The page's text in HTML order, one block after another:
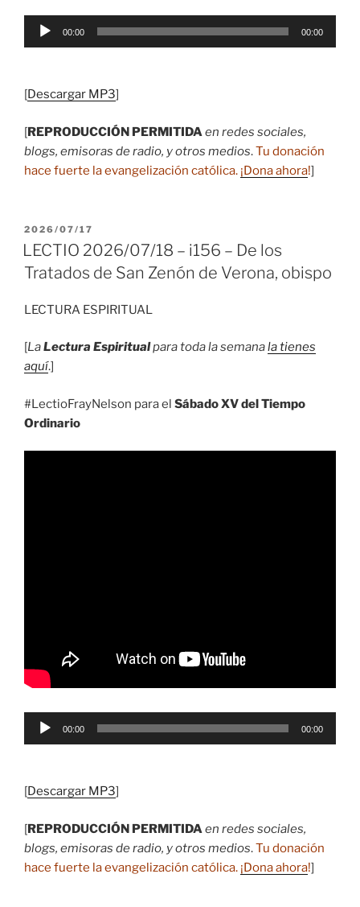
Reproductor
00:00 00:00
[Descargar MP3]
[REPRODUCCIÓN PERMITIDA en redes sociales,
blogs, emisoras de radio, y otros medios.Tu donación
hace fuerte la evangelización católica. ¡Dona ahora!]
PUBLICADO
EL
2026/07/17
LECTIO 2026/07/18 – i156 – De los
Tratados de San Zenón de Verona, obispo
LECTURA ESPIRITUAL
[LaLectura Espiritualpara toda la semanala tienes
aquí.]
#LectioFrayNelson para el Sábado XV del Tiempo
Ordinario
Reproductor
00:00 00:00
[Descargar MP3]
[REPRODUCCIÓN PERMITIDAen redes sociales,
blogs, emisoras de radio, y otros medios.Tu donación
hace fuerte la evangelización católica. ¡Dona ahora!]